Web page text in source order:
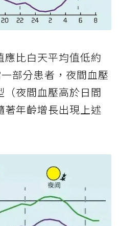
比白天平均值低約
部分患者，夜間血壓
夜間血壓高於日間
著年齡增長出現上述